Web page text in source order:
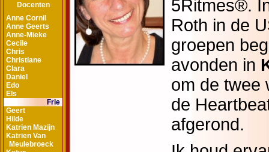
Docenten
Anne Cornil
Anne Geerts
Anne-Mieke
Cecile
Chris
Christiane
Clara
Daniel
Edo
Els
Frie
Geert
Hilde
Katrien Mazijn
Katrien Van
Meulebroeck